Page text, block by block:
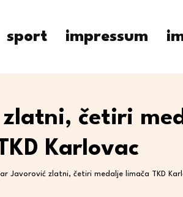
sport impressum
četiri
Karlovac
Javorović zlatni, četiri medalje limača TKD